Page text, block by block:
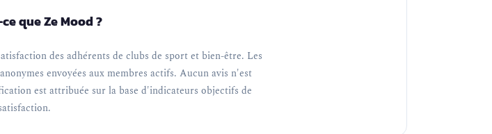
que Ze Mood ?
des adhérents de clubs de sport et bien-être. Les
envoyées aux membres actifs. Aucun avis n'est
est attribuée sur la base d'indicateurs objectifs de